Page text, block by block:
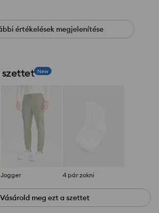
értékelések megjelenítése
szettet New
Jogger 4 pár zokni
Vásárold meg ezt a szettet